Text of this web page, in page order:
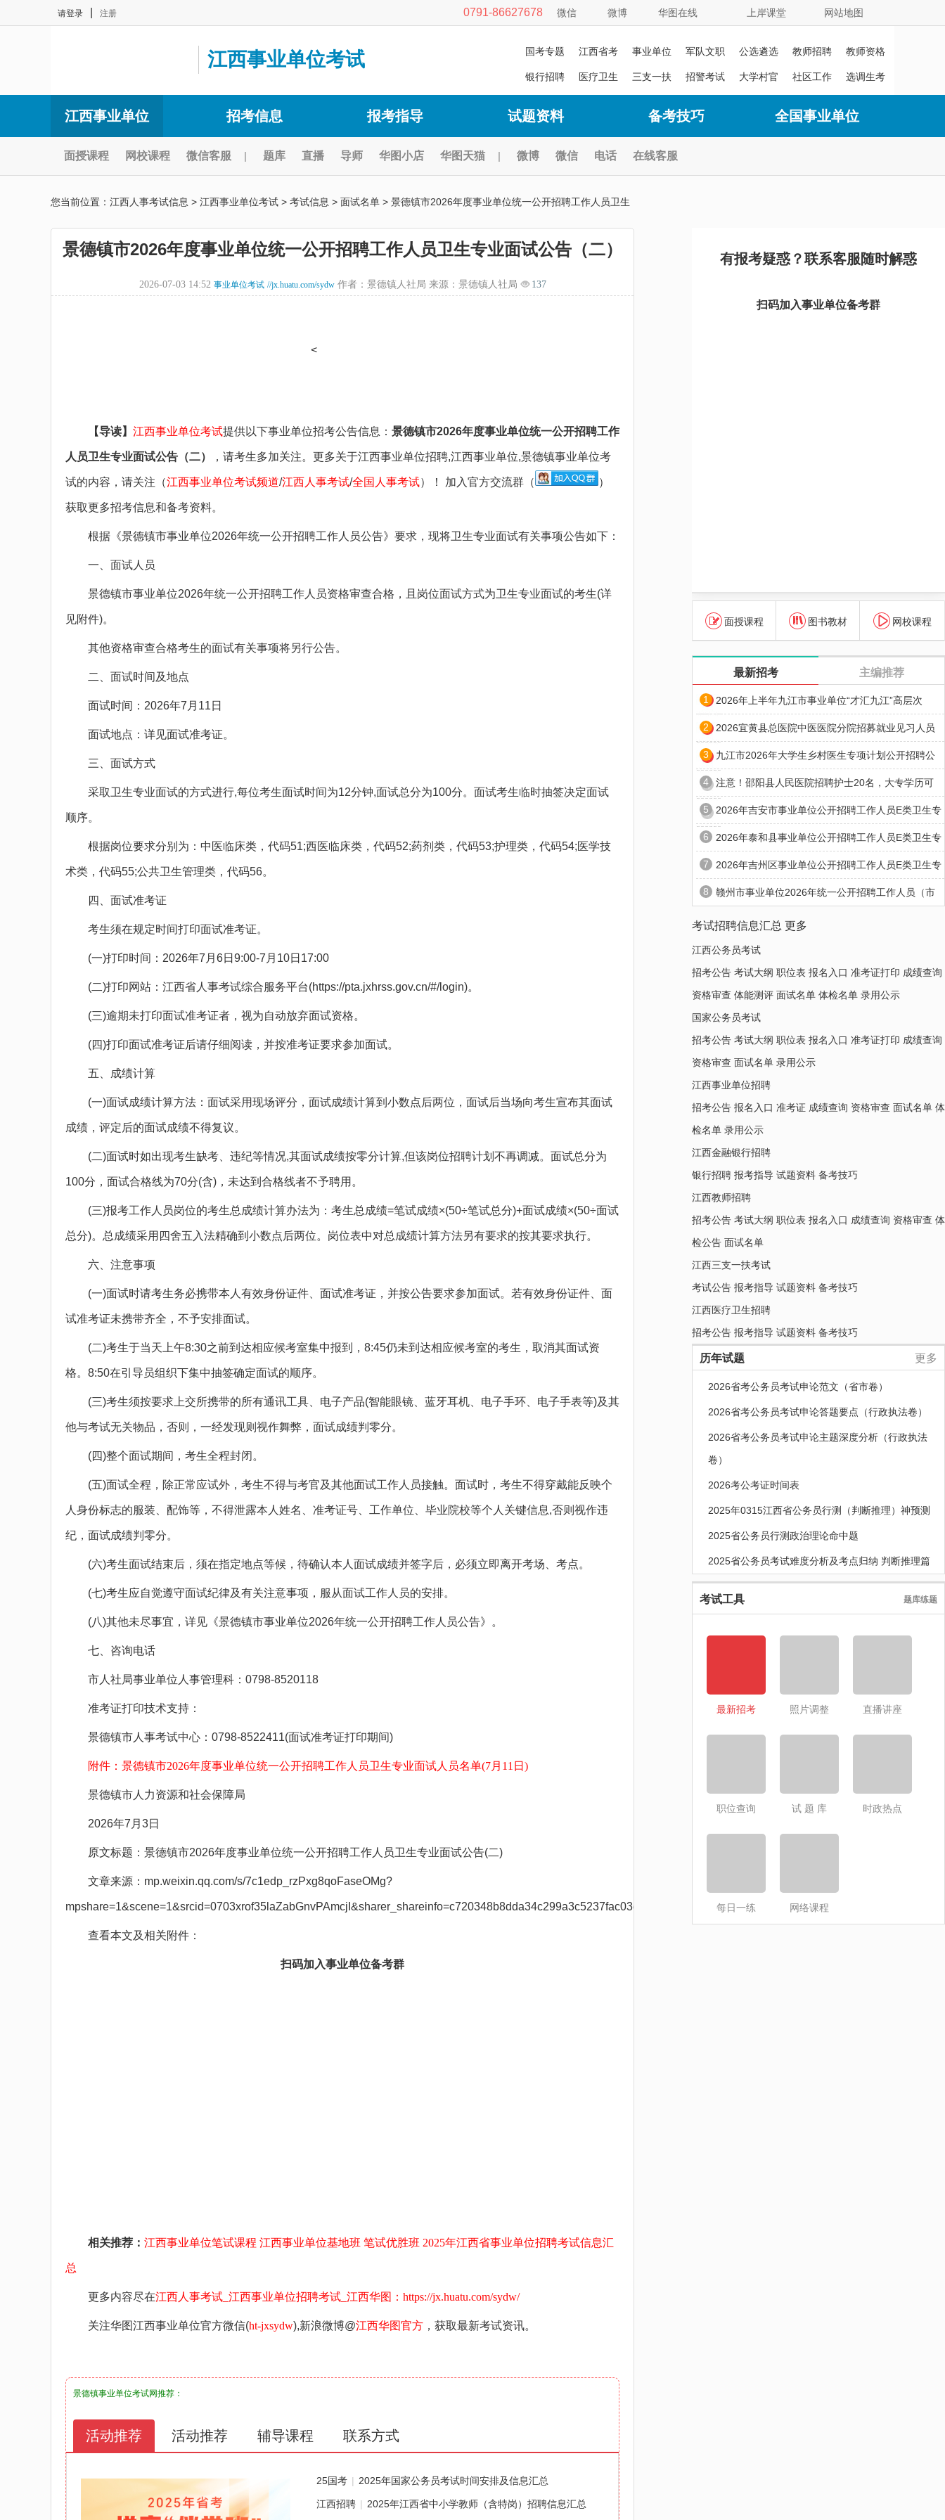
请登录 注册 微信 微博 华图在线 上岸课堂 网站地图
0791-86627678
江西事业单位考试 国考专题 江西省考 事业单位 军队文职 公选遴选 教师招聘
教师资格
证
银行招聘 医疗卫生 三支一扶 招警考试 大学村官
社区工作
选调生考
江西事业单位 招考信息 报考指导 试题资料 备考技巧 全国事业单位
面授课程 网校课程 微信客服 | 题库 直播 导师 华图小店 华图天猫 | 微博 微信 电话 在线客服
您当前位置： 江西人事考试信息 > 江西事业单位考试 > 考试信息 > 面试名单 > 景德镇市2026年度事业单位统一公开招聘工作人员卫生
景德镇市2026年度事业单位统一公开招聘工作人员卫生专业面试公告（二）
2026-07-03 14:52 事业单位考试 //jx.huatu.com/sydw作者：景德镇人社局 来源：景德镇人社局 137
<
【导读】 江西事业单位考试提供以下事业单位招考公告信息： 景德镇市2026年度事业单位统一公开招聘工作
人员卫生专业面试公告（二） ，请考生多加关注。更多关于江西事业单位招聘,江西事业单位,景德镇事业单位考
试的内容，请关注（江西事业单位考试频道/江西人事考试/全国人事考试）！ 加入官方交流群（ ）
获取更多招考信息和备考资料。
根据《景德镇市事业单位2026年统一公开招聘工作人员公告》要求，现将卫生专业面试有关事项公告如下：
一、面试人员
景德镇市事业单位2026年统一公开招聘工作人员资格审查合格，且岗位面试方式为卫生专业面试的考生(详
见附件)。
其他资格审查合格考生的面试有关事项将另行公告。
二、面试时间及地点
面试时间：2026年7月11日
面试地点：详见面试准考证。
三、面试方式
采取卫生专业面试的方式进行,每位考生面试时间为12分钟,面试总分为100分。面试考生临时抽签决定面试
顺序。
根据岗位要求分别为：中医临床类，代码51;西医临床类，代码52;药剂类，代码53;护理类，代码54;医学技
术类，代码55;公共卫生管理类，代码56。
四、面试准考证
考生须在规定时间打印面试准考证。
(一)打印时间：2026年7月6日9:00-7月10日17:00
(二)打印网站：江西省人事考试综合服务平台(https://pta.jxhrss.gov.cn/#/login)。
(三)逾期未打印面试准考证者，视为自动放弃面试资格。
(四)打印面试准考证后请仔细阅读，并按准考证要求参加面试。
五、成绩计算
(一)面试成绩计算方法：面试采用现场评分，面试成绩计算到小数点后两位，面试后当场向考生宣布其面试
成绩，评定后的面试成绩不得复议。
(二)面试时如出现考生缺考、违纪等情况,其面试成绩按零分计算,但该岗位招聘计划不再调减。面试总分为
100分，面试合格线为70分(含)，未达到合格线者不予聘用。
(三)报考工作人员岗位的考生总成绩计算办法为：考生总成绩=笔试成绩×(50÷笔试总分)+面试成绩×(50÷面试
总分)。总成绩采用四舍五入法精确到小数点后两位。岗位表中对总成绩计算方法另有要求的按其要求执行。
六、注意事项
(一)面试时请考生务必携带本人有效身份证件、面试准考证，并按公告要求参加面试。若有效身份证件、面
试准考证未携带齐全，不予安排面试。
(二)考生于当天上午8:30之前到达相应候考室集中报到，8:45仍未到达相应候考室的考生，取消其面试资
格。8:50在引导员组织下集中抽签确定面试的顺序。
(三)考生须按要求上交所携带的所有通讯工具、电子产品(智能眼镜、蓝牙耳机、电子手环、电子手表等)及其
他与考试无关物品，否则，一经发现则视作舞弊，面试成绩判零分。
(四)整个面试期间，考生全程封闭。
(五)面试全程，除正常应试外，考生不得与考官及其他面试工作人员接触。面试时，考生不得穿戴能反映个
人身份标志的服装、配饰等，不得泄露本人姓名、准考证号、工作单位、毕业院校等个人关键信息,否则视作违
纪，面试成绩判零分。
(六)考生面试结束后，须在指定地点等候，待确认本人面试成绩并签字后，必须立即离开考场、考点。
(七)考生应自觉遵守面试纪律及有关注意事项，服从面试工作人员的安排。
(八)其他未尽事宜，详见《景德镇市事业单位2026年统一公开招聘工作人员公告》。
七、咨询电话
市人社局事业单位人事管理科：0798-8520118
准考证打印技术支持：
景德镇市人事考试中心：0798-8522411(面试准考证打印期间)
附件：景德镇市2026年度事业单位统一公开招聘工作人员卫生专业面试人员名单(7月11日)
景德镇市人力资源和社会保障局
2026年7月3日
原文标题：景德镇市2026年度事业单位统一公开招聘工作人员卫生专业面试公告(二)
文章来源：mp.weixin.qq.com/s/7c1edp_rzPxg8qoFaseOMg?
查看本文及相关附件：
扫码加入事业单位备考群
相关推荐： 江西事业单位笔试课程 江西事业单位基地班 笔试优胜班 2025年江西省事业单位招聘考试信息汇
总
更多内容尽在江西人事考试_江西事业单位招聘考试_江西华图：https://jx.huatu.com/sydw/
关注华图江西事业单位官方微信(ht-jxsydw),新浪微博@江西华图官方 ，获取最新考试资讯。
景德镇事业单位考试网推荐：
活动推荐 活动推荐 辅导课程 联系方式
25国考 | 2025年国家公务员考试时间安排及信息汇总
江西招聘 | 2025年江西省中小学教师（含特岗）招聘信息汇总
有报考疑惑？联系客服随时解惑
扫码加入事业单位备考群
面授课程 图书教材 网校课程
最新招考 主编推荐
1 2026年上半年九江市事业单位“才汇九江”高层次
2 2026宜黄县总医院中医医院分院招募就业见习人员
3 九江市2026年大学生乡村医生专项计划公开招聘公
4 注意！邵阳县人民医院招聘护士20名，大专学历可
5 2026年吉安市事业单位公开招聘工作人员E类卫生专
6 2026年泰和县事业单位公开招聘工作人员E类卫生专
7 2026年吉州区事业单位公开招聘工作人员E类卫生专
8 赣州市事业单位2026年统一公开招聘工作人员（市
考试招聘信息汇总 更多
江西公务员考试
招考公告 考试大纲 职位表 报名入口 准考证打印 成绩查询
资格审查 体能测评 面试名单 体检名单 录用公示
国家公务员考试
招考公告 考试大纲 职位表 报名入口 准考证打印 成绩查询
资格审查 面试名单 录用公示
江西事业单位招聘
招考公告 报名入口 准考证 成绩查询 资格审查 面试名单 体
检名单 录用公示
江西金融银行招聘
银行招聘 报考指导 试题资料 备考技巧
江西教师招聘
招考公告 考试大纲 职位表 报名入口 成绩查询 资格审查 体
检公告 面试名单
江西三支一扶考试
考试公告 报考指导 试题资料 备考技巧
江西医疗卫生招聘
招考公告 报考指导 试题资料 备考技巧
历年试题 更多
2026省考公务员考试申论范文（省市卷）
2026省考公务员考试申论答题要点（行政执法卷）
2026省考公务员考试申论主题深度分析（行政执法
卷）
2026考公考证时间表
2025年0315江西省公务员行测（判断推理）神预测
2025省公务员行测政治理论命中题
2025省公务员考试难度分析及考点归纳 判断推理篇
考试工具 题库练题
最新招考 照片调整 直播讲座
职位查询 试 题 库 时政热点
每日一练 网络课程